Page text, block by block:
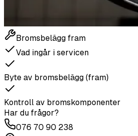
Bromsbelägg fram
Vad ingår i servicen
Byte av bromsbelägg (fram)
Kontroll av bromskomponenter
Har du frågor?
076 70 90 238